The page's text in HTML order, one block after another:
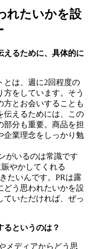
れたいかを設
るために、具体的に
とは、週に2回程度の
をしています。そう
方とお会いすることも
伝えるためには、この
部分も重要。商品を担
企業理念をしっかり勉
がいるのは常識です
やかしてくれる
たいんです。PRは露
どう思われたいかを設
ていただければ、ぜっ
というのは？
メディアからどう思